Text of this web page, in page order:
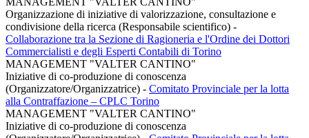
Organizzazione di iniziative di valorizzazione, consultazione e
condivisione della ricerca (Responsabile scientifico) -
Collaborazione tra la Sezione di Ragioneria e l'Ordine dei Dottori
Commercialisti e degli Esperti Contabili di Torino
MANAGEMENT "VALTER CANTINO"
Iniziative di co-produzione di conoscenza
(Organizzatore/Organizzatrice) - Comitato Provinciale per la lotta
alla Contraffazione – CPLC Torino
MANAGEMENT "VALTER CANTINO"
Iniziative di co-produzione di conoscenza